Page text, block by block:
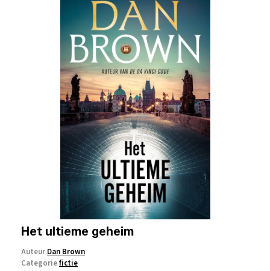
Het ultieme geheim
Auteur Dan Brown
Categoriefictie